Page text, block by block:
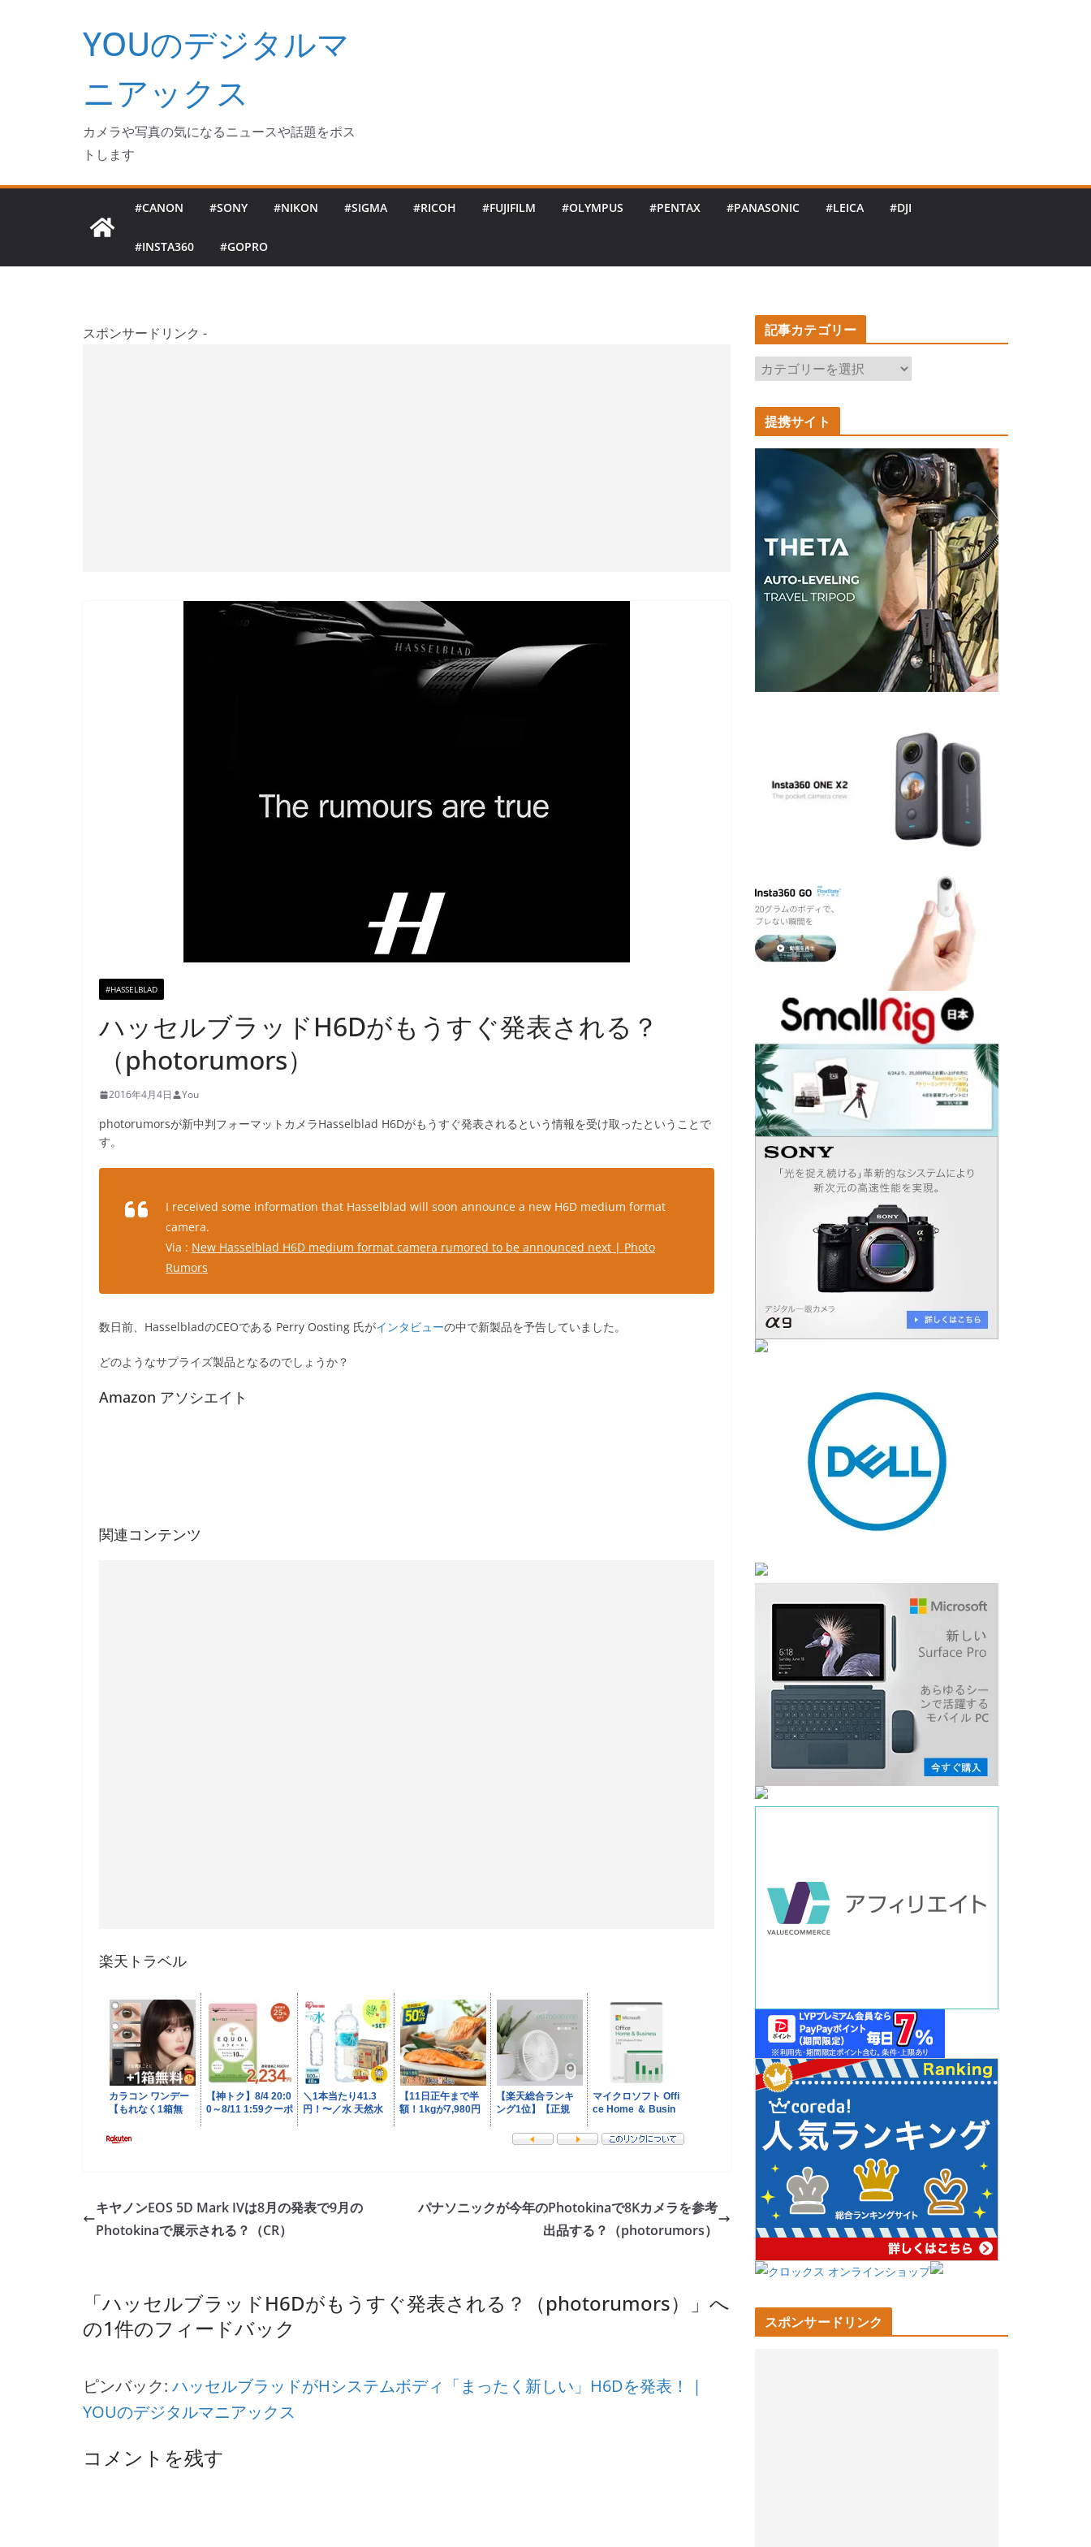
ッ
YOUのデジタルマ
ニアックス
カメラや写真の気になるニュースや話題をポス
トします
#CANON #SONY #NIKON #SIGMA #RICOH #FUJIFILM #OLYMPUS #PENTAX #PANASONIC #LEICA #DJI
#INSTA360 #GOPRO
スポンサードリンク -
#HASSELBLAD
ハッセルブラッドH6Dがもうすぐ発表される？
（photorumors）
2016年4月4日 You
photorumorsが新中判フォーマットカメラHasselblad H6Dがもうすぐ発表されるという情報を受け取ったということで
す。
I received some information that Hasselblad will soon announce a new H6D medium format
camera.
Via : New Hasselblad H6D medium format camera rumored to be announced next | Photo
Rumors
数日前、HasselbladのCEOである Perry Oosting 氏がインタビューの中で新製品を予告していました。
どのようなサプライズ製品となるのでしょうか？
Amazon アソシエイト
関連コンテンツ
楽天トラベル
キヤノンEOS 5D Mark IVは8月の発表で9月の
Photokinaで展示される？（CR）
パナソニックが今年のPhotokinaで8Kカメラを参考
出品する？（photorumors）
「ハッセルブラッドH6Dがもうすぐ発表される？（photorumors）
」へ
の1件のフィードバック
ピンバック: ハッセルブラッドがHシステムボディ「まったく新しい」H6Dを発表！ |
YOUのデジタルマニアックス
コメントを残す
記事カテゴリー
記
事
カ
テ
ゴ
ー
提携サイト
スポンサードリンク